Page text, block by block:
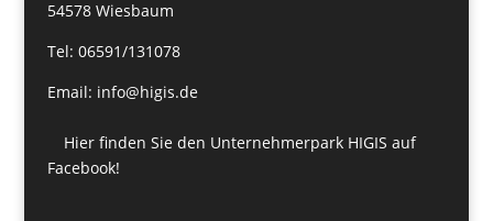
54578 Wiesbaum
Tel: 06591/131078
Email: info@higis.de
Hier finden Sie den Unternehmerpark HIGIS auf
Facebook!